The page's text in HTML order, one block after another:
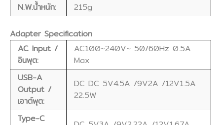
N.W.น้ำหนัก:
215g
Adapter Specification
AC Input /
อินพุต:
AC100~240V~ 50/60Hz 0.5A
Max
USB-A
Output /
เอาต์พุต:
DC DC 5V4.5A /9V2A /12V1.5A
22.5W
Type-C